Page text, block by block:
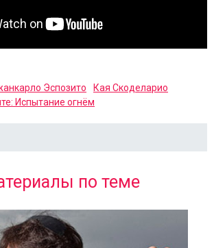
Эспозито
Кая Скоделарио
Испытание огнём
по теме